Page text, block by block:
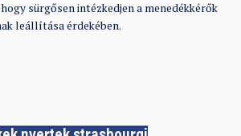
sürgősen intézkedjen a menedékkérők
leállítása érdekében.